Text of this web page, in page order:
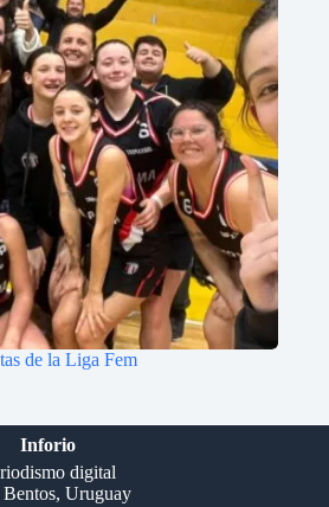
de la Liga Fem
Inforio
digital
Uruguay